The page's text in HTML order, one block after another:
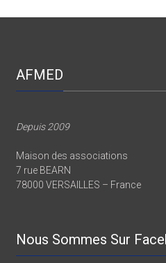
AFMED
Depuis 2009
Maison des associations
7 rue BEARN
78000 VERSAILLES – France
Nous Sommes Sur